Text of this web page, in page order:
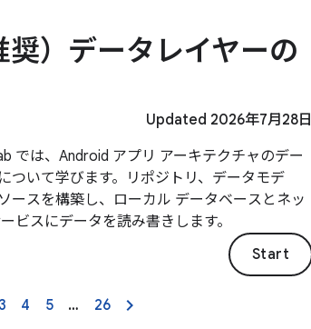
奨）データレイヤーの
Updated 2026年7月28日
では、Android アプリ アーキテクチャのデー
ついて学びます。リポジトリ、データモデ
ースを構築し、ローカル データベースとネッ
ビスにデータを読み書きします。
Start
3 4 5 … 26